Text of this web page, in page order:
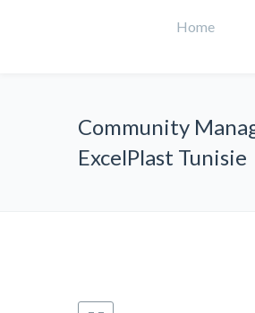
Home
Community
ExcelPlast Tunisie